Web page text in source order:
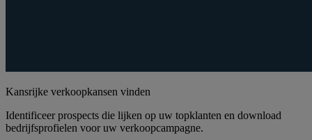
Kansrijke verkoopkansen vinden
Identificeer prospects die lijken op uw topklanten en download
bedrijfsprofielen voor uw verkoopcampagne.